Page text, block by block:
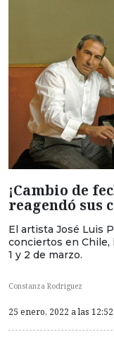
¡Cambio de
reagendó sus
El artista José Luis
conciertos en Chile,
1 y 2 de marzo.
Constanza Rodriguez
25 enero, 2022 a las 12:52